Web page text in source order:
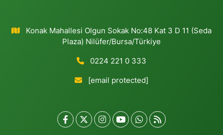
Konak Mahallesi Olgun Sokak No:48 Kat 3 D 11 (Seda
Plaza) Nilüfer/Bursa/Türkiye
0224 221 0 333
[email protected]